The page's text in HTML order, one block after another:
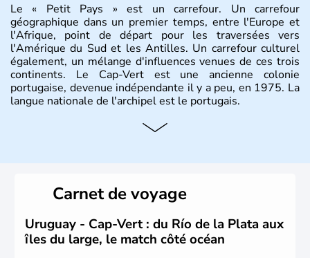
Le « Petit Pays » est un carrefour. Un carrefour
géographique dans un premier temps, entre l'Europe et
l'Afrique, point de départ pour les traversées vers
l'Amérique du Sud et les Antilles. Un carrefour culturel
également, un mélange d'influences venues de ces trois
continents. Le Cap-Vert est une ancienne colonie
portugaise, devenue indépendante il y a peu, en 1975. La
langue nationale de l'archipel est le portugais.
Carnet de voyage
Uruguay - Cap-Vert : du Río de la Plata aux
îles du large, le match côté océan